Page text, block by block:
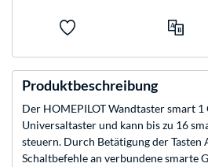
Produktbeschreibung
Der HOMEPILOT Wandtaster smart 1
Universaltaster und kann bis zu 16
steuern. Durch Betätigung der Tasten
Schaltbefehle an verbundene smarte